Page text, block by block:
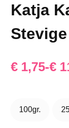
Katja
€ 1,75-€
tot
100gr.
100gr.